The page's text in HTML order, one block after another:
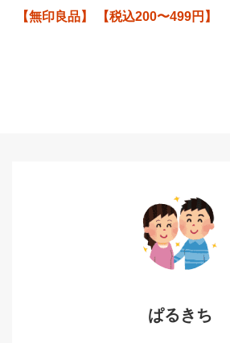
【無印良品】
【税込200〜499円】
ぱるきち